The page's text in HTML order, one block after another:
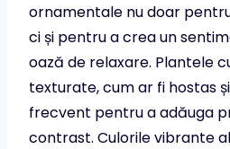
ornamentale nu doar
ci și pentru a crea un
oază de relaxare. Plantele
texturate, cum ar fi hostas
frecvent pentru a adăuga
contrast. Culorile vibrante